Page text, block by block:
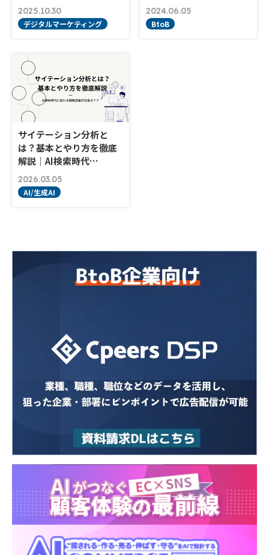
2025.10.30
デジタルマーケティング
2024.06.05
BtoB
サイテーション分析と
は？基本とやり方を徹底
解説｜AI検索時代…
2026.03.05
AI/生成AI